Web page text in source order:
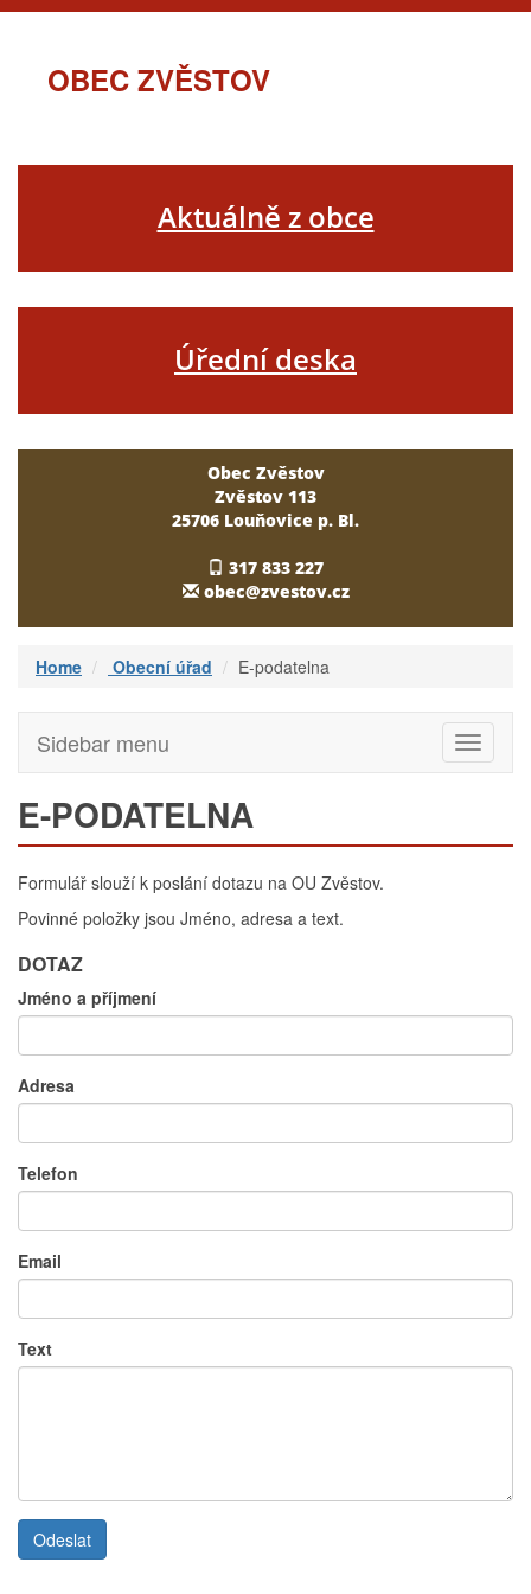
OBEC ZVĚSTOV
Aktuálně z obce
Úřední deska
Obec Zvěstov
Zvěstov 113
25706 Louňovice p. Bl.
317 833 227
obec@zvestov.cz
Home Obecní úřad E-podatelna
Toggle
Sidebar menu
E-PODATELNA
Formulář slouží k poslání dotazu na OU Zvěstov.
Povinné položky jsou Jméno, adresa a text.
DOTAZ
Jméno a příjmení
Adresa
Telefon
Email
Text
Odeslat